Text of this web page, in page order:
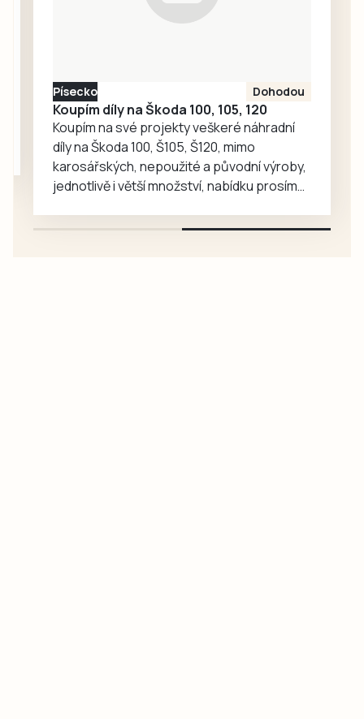
dramatické
osudy…
Písecko Dohodou
Koupím díly na Škoda 100, 105, 120
Koupím na své projekty veškeré náhradní
díly na Škoda 100, Š105, Š120, mimo
karosářských, nepoužité a původní výroby,
jednotlivě i větší množství, nabídku prosím